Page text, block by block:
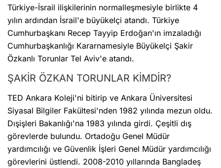
Türkiye-İsrail ilişkilerinin normalleşmesiyle birlikte 4
yılın ardından İsrail'e büyükelçi atandı. Türkiye
Cumhurbaşkanı Recep Tayyip Erdoğan'ın imzaladığı
Cumhurbaşkanlığı Kararnamesiyle Büyükelçi Şakir
Özkanlı Torunlar Tel Aviv'e atandı.
ŞAKİR ÖZKAN TORUNLAR KİMDİR?
TED Ankara Koleji'ni bitirip ve Ankara Üniversitesi
Siyasal Bilgiler Fakültesi'nden 1982 yılında mezun oldu.
Dışişleri Bakanlığı'na 1983 yılında girdi. Çeşitli dış
görevlerde bulundu. Ortadoğu Genel Müdür
yardımcılığı ve Güvenlik İşleri Genel Müdür yardımcılığı
görevlerini üstlendi. 2008-2010 yıllarında Bangladeş